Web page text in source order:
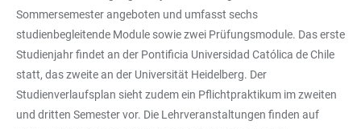
Sommersemester angeboten und umfasst sechs
studienbegleitende Module sowie zwei Prüfungsmodule. Das erste
Studienjahr findet an der Pontificia Universidad Católica de Chile
statt, das zweite an der Universität Heidelberg. Der
Studienverlaufsplan sieht zudem ein Pflichtpraktikum im zweiten
und dritten Semester vor. Die Lehrveranstaltungen finden auf